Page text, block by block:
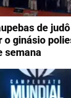
de
o ginásio
semana